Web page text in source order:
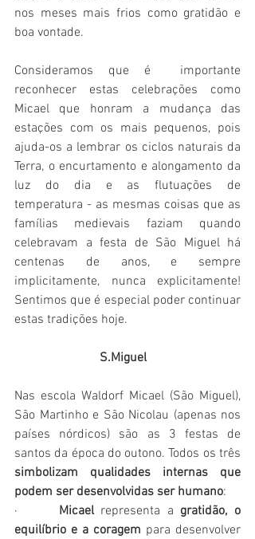
nos meses mais frios como gratidão e
boa vontade.
Consideramos que é  importante
reconhecer estas celebrações como
Micael que honram a mudança das
estações com os mais pequenos, pois
ajuda-os a lembrar os ciclos naturais da
Terra, o encurtamento e alongamento da
luz do dia e as flutuações de
temperatura - as mesmas coisas que as
famílias medievais faziam quando
celebravam a festa de São Miguel há
centenas de anos, e sempre
implicitamente, nunca explicitamente!
Sentimos que é especial poder continuar
estas tradições hoje.
S.Miguel
Nas escola Waldorf Micael (São Miguel),
São Martinho e São Nicolau (apenas nos
países nórdicos) são as 3 festas de
simbolizam qualidades internas que
podem ser desenvolvidas ser humano:
· Micael representa a gratidão, o
equilíbrio e a coragem para desenvolver